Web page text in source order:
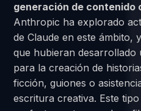
generación de
Anthropic ha explorado
de Claude en este ámbito,
que hubieran desarrollado
para la creación de
ficción, guiones o
escritura creativa. Este